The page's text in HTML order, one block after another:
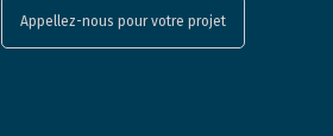
Appellez-nous pour votre projet